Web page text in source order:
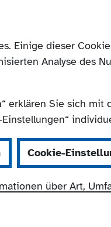
Einige dieser
Analyse des
erklären Sie sich
Cookie-
über Art,